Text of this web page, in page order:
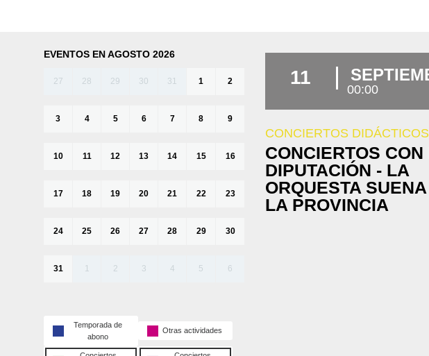
EVENTOS EN AGOSTO 2026
27 28 29 30 31 1 2
3 4 5 6 7 8 9
10 11 12 13 14 15 16
17 18 19 20 21 22 23
24 25 26 27 28 29 30
31 1 2 3 4 5 6
Temporada de
abono
Otras actividades
11
00:00
CONCIERTOS DIDÁCTICOS
CONCIERTOS CON
DIPUTACIÓN - LA
ORQUESTA
LA PROVINCIA